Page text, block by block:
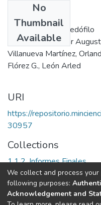
No
Thumbnail
Available
Authors
Medina Pineda, Medófilo
Ayala Diago, César
Villanueva Martínez,
Flórez G., León Arled
URI
https://
30957
Collections
1.1.2. Informes Finales
Full item page
We collect and process
following purposes:
Acknowledgement and